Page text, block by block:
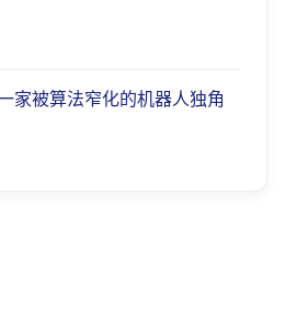
家被算法窄化的机器人独角